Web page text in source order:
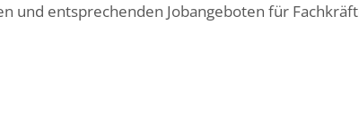
und entsprechenden Jobangeboten für